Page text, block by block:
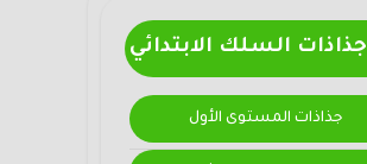
جذاذات السلك الابتدائي
جذاذات المستوى الأول